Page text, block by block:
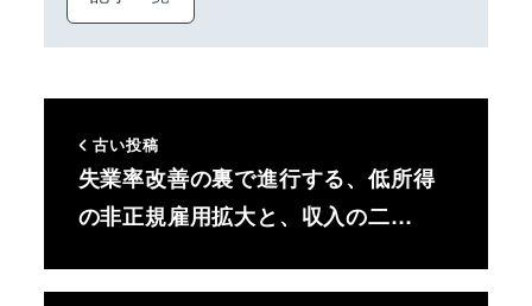
古い投稿
失業率改善の裏で進行する、低所得
の非正規雇用拡大と、収入の二…